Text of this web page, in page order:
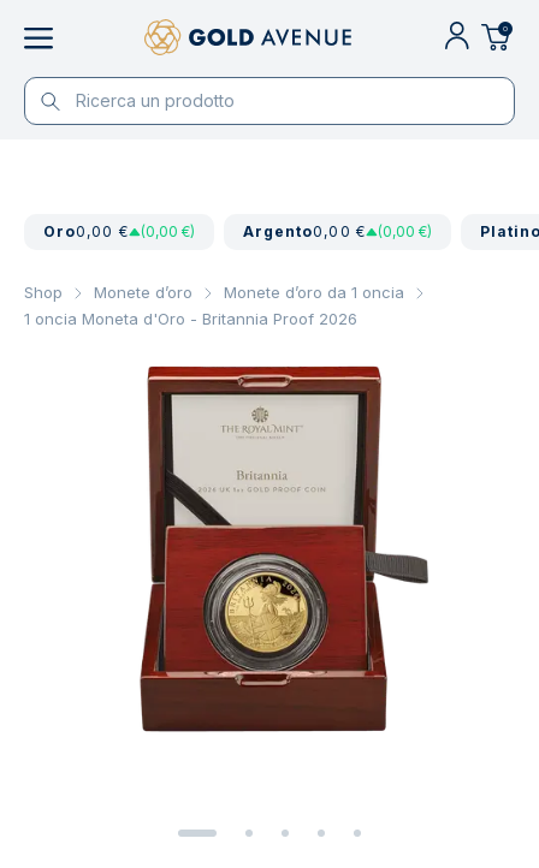
0
Oro0,00 € (0,00 €) Argento0,00 € (0,00 €)
Shop Monete d’oro
Monete d’oro da 1 oncia
1 oncia Moneta d'Oro - Britannia Proof 2026